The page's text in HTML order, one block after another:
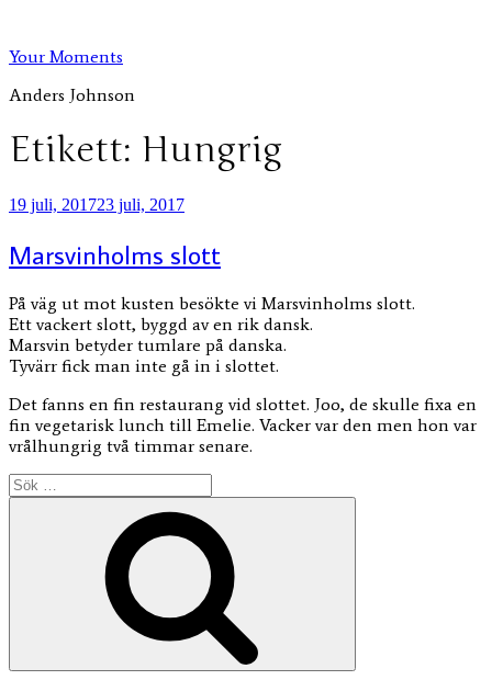
innehåll
Your Moments
Anders Johnson
Etikett: Hungrig
Publicerat
19 juli, 201723 juli, 2017
Marsvinholms slott
På väg ut mot kusten besökte vi Marsvinholms slott.
Ett vackert slott, byggd av en rik dansk.
Marsvin betyder tumlare på danska.
Tyvärr fick man inte gå in i slottet.
Det fanns en fin restaurang vid slottet. Joo, de skulle fixa en
fin vegetarisk lunch till Emelie. Vacker var den men hon var
vrålhungrig två timmar senare.
Sök
efter: